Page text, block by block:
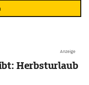
Anzeige
Herbsturlaub